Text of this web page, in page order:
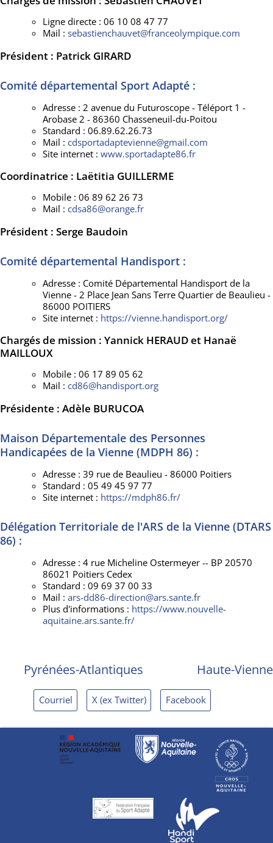
Ligne directe : 06 10 08 47 77
Mail : sebastienchauvet@franceolympique.com
Président : Patrick GIRARD
Comité départemental Sport Adapté :
Adresse : 2 avenue du Futuroscope - Téléport 1 -
Arobase 2 - 86360 Chasseneuil-du-Poitou
Standard : 06.89.62.26.73
Mail : cdsportadaptevienne@gmail.com
Site internet : www.sportadapte86.fr
Coordinatrice : Laëtitia GUILLERME
Mobile : 06 89 62 26 73
Mail : cdsa86@orange.fr
Président : Serge Baudoin
Comité départemental Handisport :
Adresse : Comité Départemental Handisport de la
Vienne - 2 Place Jean Sans Terre Quartier de Beaulieu -
86000 POITIERS
Site internet : https://vienne.handisport.org/
Chargés de mission : Yannick HERAUD et Hanaë
MAILLOUX
Mobile : 06 17 89 05 62
Mail : cd86@handisport.org
Présidente : Adèle BURUCOA
Maison Départementale des Personnes
Handicapées de la Vienne (MDPH 86) :
Adresse : 39 rue de Beaulieu - 86000 Poitiers
Standard : 05 49 45 97 77
Site internet : https://mdph86.fr/
Délégation Territoriale de l'ARS de la Vienne (DTARS
86) :
Adresse : 4 rue Micheline Ostermeyer -- BP 20570
86021 Poitiers Cedex
Standard : 09 69 37 00 33
Mail : ars-dd86-direction@ars.sante.fr
Plus d'informations : https://www.nouvelle-
aquitaine.ars.sante.fr/
Pyrénées-Atlantiques Haute-Vienne
Courriel X (ex Twitter) Facebook